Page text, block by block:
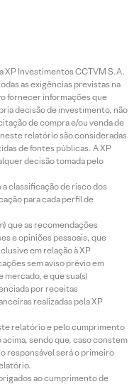
XP Investimentos CCTVM S.A.
as exigências previstas na
fornecer informações que
decisão de investimento, não
de compra e/ou venda de
relatório são consideradas
de fontes públicas. A XP
decisão tomada pelo
classificação de risco dos
para cada perfil de
que as recomendações
e opiniões pessoais, que
em relação à XP
sem aviso prévio em
e que sua(s)
por receitas
realizadas pela XP
relatório e pelo cumprimento
sendo que, caso constem
responsável será o primeiro
ao cumprimento de